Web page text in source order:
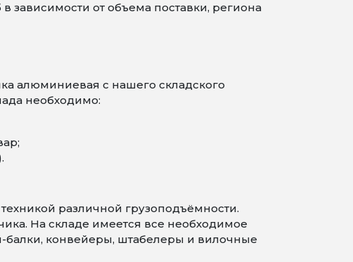
от объема поставки, региона
алюминиевая с нашего складского
необходимо:
различной грузоподъёмности.
На складе имеется все необходимое
балки, конвейеры, штабелеры и вилочные